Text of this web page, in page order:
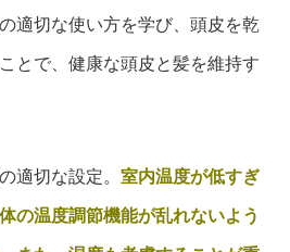
適切な使い方を学び、頭皮を乾
とで、健康な頭皮と髪を維持す
適切な設定。 室内温度が低すぎ
の温度調節機能が乱れないよう